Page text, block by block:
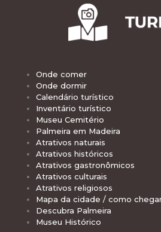
Onde comer
Onde dormir
Calendário turístico
Inventário turístico
Museu Cemitério
Palmeira em Madeira
Atrativos naturais
Atrativos históricos
Atrativos gastronômicos
Atrativos culturais
Atrativos religiosos
Mapa da cidade / como
Descubra Palmeira
Museu Histórico